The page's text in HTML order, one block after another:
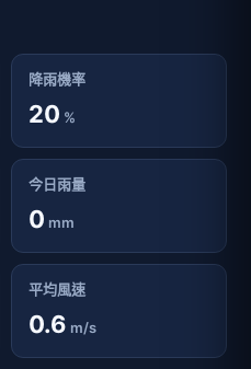
降雨機率
20 %
今日雨量
0 mm
平均風速
0.6 m/s